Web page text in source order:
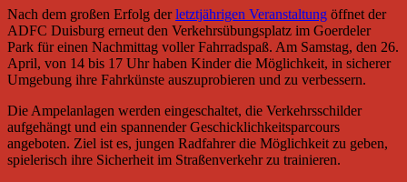
Nach dem großen Erfolg derletztjährigen Veranstaltung öffnet der
ADFC Duisburg erneut den Verkehrsübungsplatz im Goerdeler
Park für einen Nachmittag voller Fahrradspaß. Am Samstag, den 26.
April, von 14 bis 17 Uhr haben Kinder die Möglichkeit, in sicherer
Umgebung ihre Fahrkünste auszuprobieren und zu verbessern.
Die Ampelanlagen werden eingeschaltet, die Verkehrsschilder
aufgehängt und ein spannender Geschicklichkeitsparcours
angeboten. Ziel ist es, jungen Radfahrer die Möglichkeit zu geben,
spielerisch ihre Sicherheit im Straßenverkehr zu trainieren.